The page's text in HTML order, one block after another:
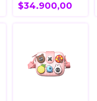
$34.900,00